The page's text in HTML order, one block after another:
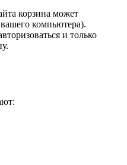
корзина может
вашего компьютера).
и только